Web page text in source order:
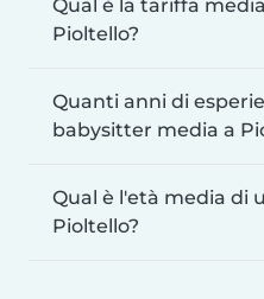
Qual è la tariffa
Pioltello?
Quanti anni di
babysitter media a
Qual è l'età media di
Pioltello?